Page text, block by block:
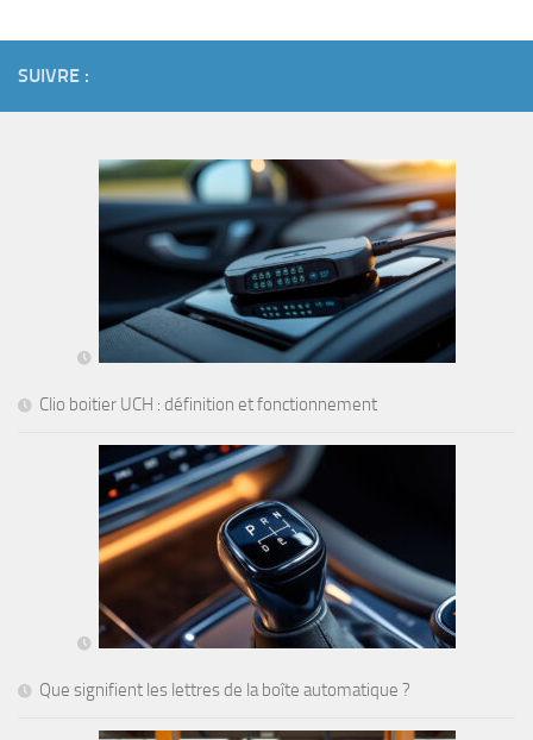
SUIVRE :
Clio boitier UCH : définition et fonctionnement
Que signifient les lettres de la boîte automatique ?